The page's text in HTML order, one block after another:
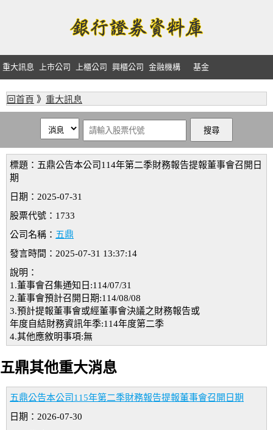
重大訊息 上市公司 上櫃公司 興櫃公司 金融機構 基金
回首頁 》 重大訊息
標題：五鼎公告本公司114年第二季財務報告提報董事會召開日
期
日期：2025-07-31
股票代號：1733
公司名稱： 五鼎
發言時間：2025-07-31 13:37:14
說明：
1.董事會召集通知日:114/07/31
2.董事會預計召開日期:114/08/08
3.預計提報董事會或經董事會決議之財務報告或
年度自結財務資訊年季:114年度第二季
4.其他應敘明事項:無
五鼎其他重大消息
五鼎公告本公司115年第二季財務報告提報董事會召開日期
日期：2026-07-30